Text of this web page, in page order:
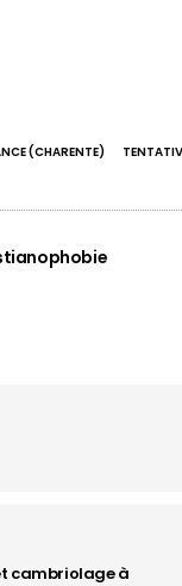
(CHARENTE)
cambriolage à